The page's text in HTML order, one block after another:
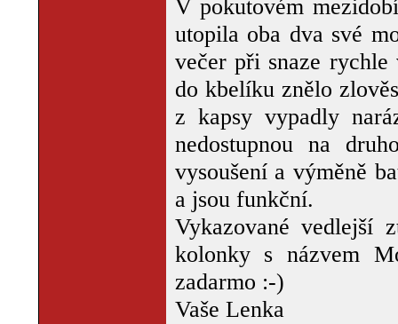
V pokutovém
utopila oba dva své
večer při snaze
do kbelíku znělo
z kapsy vypadly
nedostupnou na
vysoušení a výměně
a jsou funkční.
Vykazované vedlejší
kolonky s názvem
zadarmo :-)
Vaše Lenka